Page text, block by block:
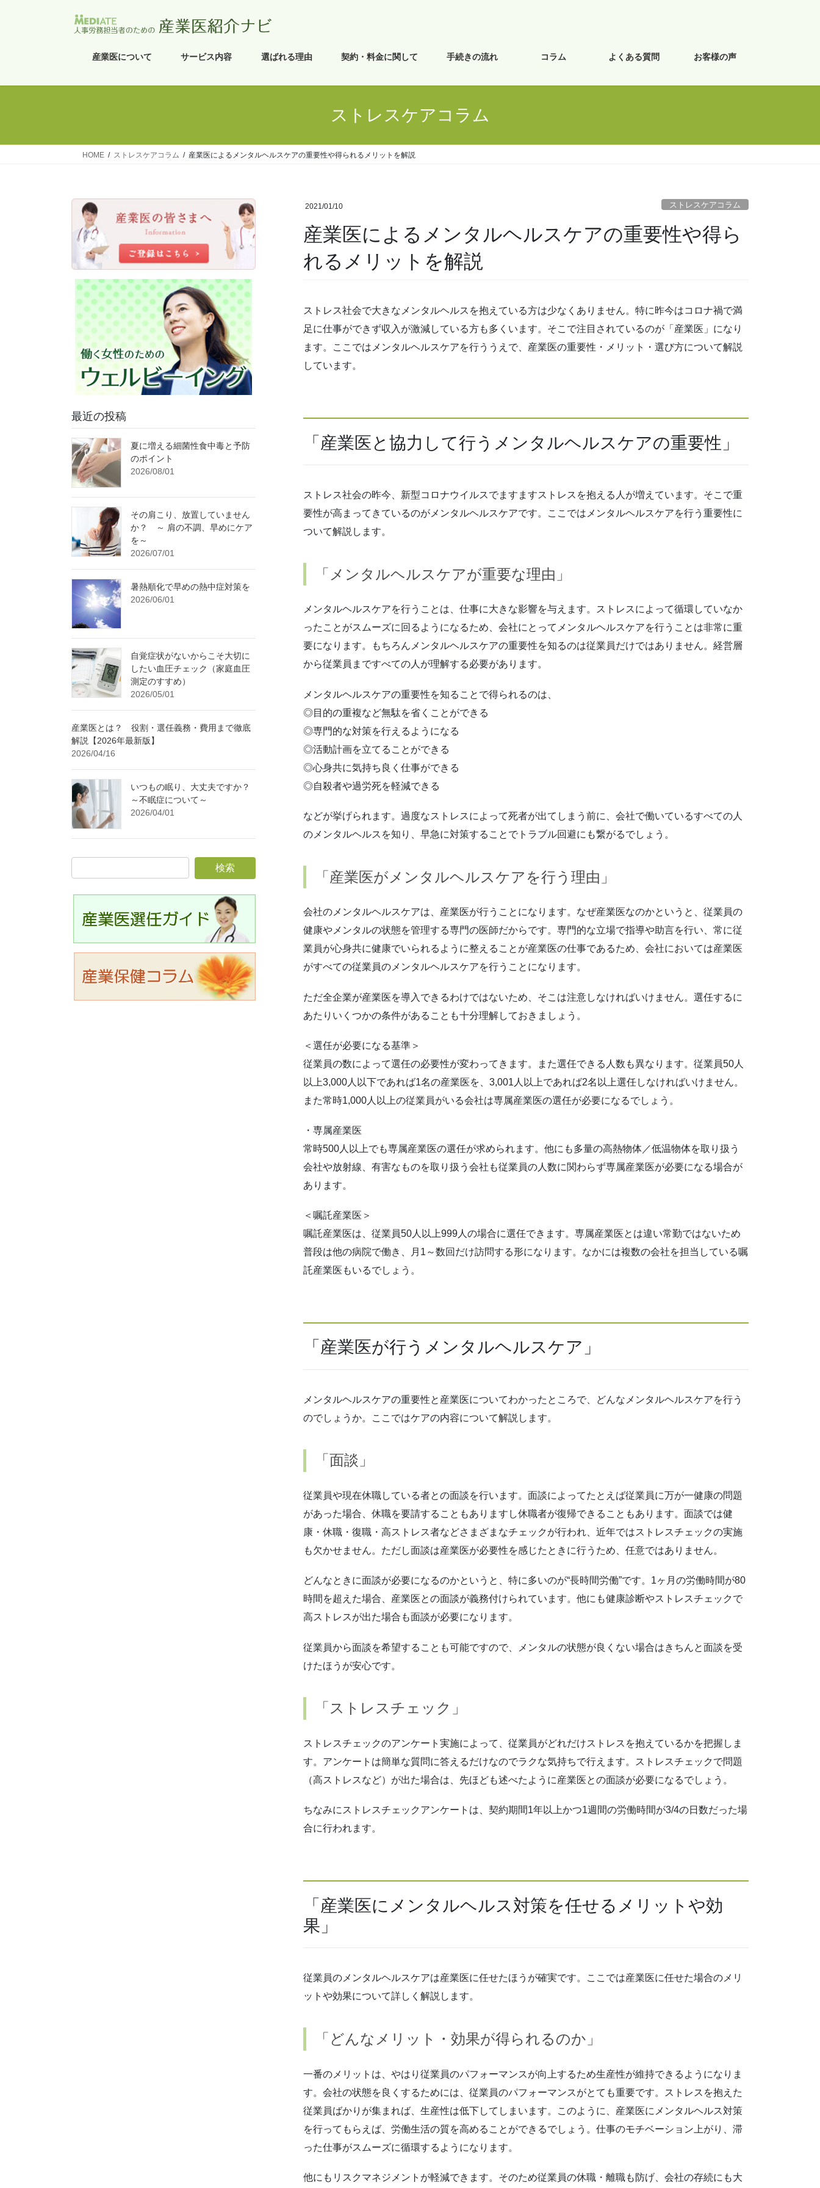
産業医について サービス内容 選ばれる理由 契約・料金に関して 手続きの流れ コラム よくある質問 お客様の声
ストレスケアコラム
HOME ストレスケアコラム 産業医によるメンタルヘルスケアの重要性や得られるメリットを解説
2021/01/10 ストレスケアコラム
産業医によるメンタルヘルスケアの重要性や得ら
れるメリットを解説
ストレス社会で大きなメンタルヘルスを抱えている方は少なくありません。特に昨今はコロナ禍で満
足に仕事ができず収入が激減している方も多くいます。そこで注目されているのが「産業医」になり
ます。ここではメンタルヘルスケアを行ううえで、産業医の重要性・メリット・選び方について解説
しています。
「産業医と協力して行うメンタルヘルスケアの重要性」
ストレス社会の昨今、新型コロナウイルスでますますストレスを抱える人が増えています。そこで重
要性が高まってきているのがメンタルヘルスケアです。ここではメンタルヘルスケアを行う重要性に
ついて解説します。
「メンタルヘルスケアが重要な理由」
メンタルヘルスケアを行うことは、仕事に大きな影響を与えます。ストレスによって循環していなか
ったことがスムーズに回るようになるため、会社にとってメンタルヘルスケアを行うことは非常に重
要になります。もちろんメンタルヘルスケアの重要性を知るのは従業員だけではありません。経営層
から従業員まですべての人が理解する必要があります。
メンタルヘルスケアの重要性を知ることで得られるのは、
◎目的の重複など無駄を省くことができる
◎専門的な対策を行えるようになる
◎活動計画を立てることができる
◎心身共に気持ち良く仕事ができる
◎自殺者や過労死を軽減できる
などが挙げられます。過度なストレスによって死者が出てしまう前に、会社で働いているすべての人
のメンタルヘルスを知り、早急に対策することでトラブル回避にも繋がるでしょう。
「産業医がメンタルヘルスケアを行う理由」
会社のメンタルヘルスケアは、産業医が行うことになります。なぜ産業医なのかというと、従業員の
健康やメンタルの状態を管理する専門の医師だからです。専門的な立場で指導や助言を行い、常に従
業員が心身共に健康でいられるように整えることが産業医の仕事であるため、会社においては産業医
がすべての従業員のメンタルヘルスケアを行うことになります。
ただ全企業が産業医を導入できるわけではないため、そこは注意しなければいけません。選任するに
あたりいくつかの条件があることも十分理解しておきましょう。
＜選任が必要になる基準＞
従業員の数によって選任の必要性が変わってきます。また選任できる人数も異なります。従業員50人
以上3,000人以下であれば1名の産業医を、3,001人以上であれば2名以上選任しなければいけません。
また常時1,000人以上の従業員がいる会社は専属産業医の選任が必要になるでしょう。
・専属産業医
常時500人以上でも専属産業医の選任が求められます。他にも多量の高熱物体／低温物体を取り扱う
会社や放射線、有害なものを取り扱う会社も従業員の人数に関わらず専属産業医が必要になる場合が
あります。
＜嘱託産業医＞
嘱託産業医は、従業員50人以上999人の場合に選任できます。専属産業医とは違い常勤ではないため
普段は他の病院で働き、月1～数回だけ訪問する形になります。なかには複数の会社を担当している嘱
託産業医もいるでしょう。
「産業医が行うメンタルヘルスケア」
メンタルヘルスケアの重要性と産業医についてわかったところで、どんなメンタルヘルスケアを行う
のでしょうか。ここではケアの内容について解説します。
「面談」
従業員や現在休職している者との面談を行います。面談によってたとえば従業員に万が一健康の問題
があった場合、休職を要請することもありますし休職者が復帰できることもあります。面談では健
康・休職・復職・高ストレス者などさまざまなチェックが行われ、近年ではストレスチェックの実施
も欠かせません。ただし面談は産業医が必要性を感じたときに行うため、任意ではありません。
どんなときに面談が必要になるのかというと、特に多いのが“長時間労働”です。1ヶ月の労働時間が80
時間を超えた場合、産業医との面談が義務付けられています。他にも健康診断やストレスチェックで
高ストレスが出た場合も面談が必要になります。
従業員から面談を希望することも可能ですので、メンタルの状態が良くない場合はきちんと面談を受
けたほうが安心です。
「ストレスチェック」
ストレスチェックのアンケート実施によって、従業員がどれだけストレスを抱えているかを把握しま
す。アンケートは簡単な質問に答えるだけなのでラクな気持ちで行えます。ストレスチェックで問題
（高ストレスなど）が出た場合は、先ほども述べたように産業医との面談が必要になるでしょう。
ちなみにストレスチェックアンケートは、契約期間1年以上かつ1週間の労働時間が3/4の日数だった場
合に行われます。
「産業医にメンタルヘルス対策を任せるメリットや効
果」
従業員のメンタルヘルスケアは産業医に任せたほうが確実です。ここでは産業医に任せた場合のメリ
ットや効果について詳しく解説します。
「どんなメリット・効果が得られるのか」
一番のメリットは、やはり従業員のパフォーマンスが向上するため生産性が維持できるようになりま
す。会社の状態を良くするためには、従業員のパフォーマンスがとても重要です。ストレスを抱えた
従業員ばかりが集まれば、生産性は低下してしまいます。このように、産業医にメンタルヘルス対策
を行ってもらえば、労働生活の質を高めることができるでしょう。仕事のモチベーション上がり、滞
った仕事がスムーズに循環するようになります。
他にもリスクマネジメントが軽減できます。そのため従業員の休職・離職も防げ、会社の存続にも大
最近の投稿
夏に増える細菌性食中毒と予防
のポイント
2026/08/01
その肩こり、放置していません
か？ ～ 肩の不調、早めにケア
を～
2026/07/01
暑熱順化で早めの熱中症対策を
2026/06/01
自覚症状がないからこそ大切に
したい血圧チェック（家庭血圧
測定のすすめ）
2026/05/01
産業医とは？ 役割・選任義務・費用まで徹底
解説【2026年最新版】
2026/04/16
いつもの眠り、大丈夫ですか？
～不眠症について～
2026/04/01